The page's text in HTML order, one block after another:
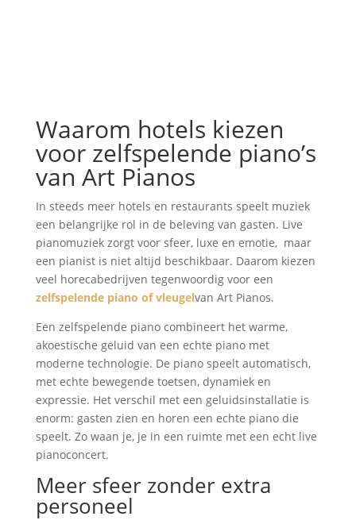
Waarom hotels kiezen
voor zelfspelende piano’s
van Art Pianos
In steeds meer hotels en restaurants speelt muziek
een belangrijke rol in de beleving van gasten. Live
pianomuziek zorgt voor sfeer, luxe en emotie, maar
een pianist is niet altijd beschikbaar. Daarom kiezen
veel horecabedrijven tegenwoordig voor een
zelfspelende piano of vleugelvan Art Pianos.
Een zelfspelende piano combineert het warme,
akoestische geluid van een echte piano met
moderne technologie. De piano speelt automatisch,
met echte bewegende toetsen, dynamiek en
expressie. Het verschil met een geluidsinstallatie is
enorm: gasten zien en horen een echte piano die
speelt. Zo waan je, je in een ruimte met een echt live
pianoconcert.
Meer sfeer zonder extra
personeel